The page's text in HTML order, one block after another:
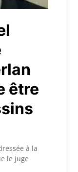
être
à la
le juge